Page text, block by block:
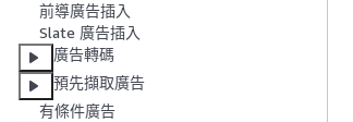
前導廣告插入
Slate 廣告插入
廣告轉碼
預先擷取廣告
有條件廣告